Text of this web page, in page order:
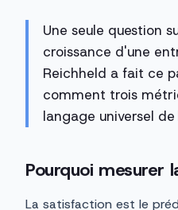
Une seule question
croissance d'une
Reichheld a fait ce
comment trois
langage universel
Pourquoi mesurer
La satisfaction est le